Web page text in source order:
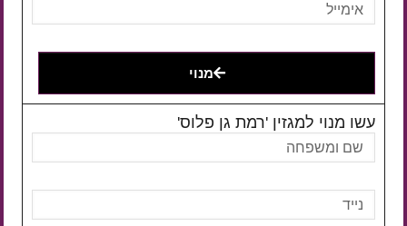
מנוי
עשו מנוי למגזין 'רמת גן פלוס'